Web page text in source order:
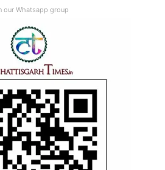
our Whatsapp group